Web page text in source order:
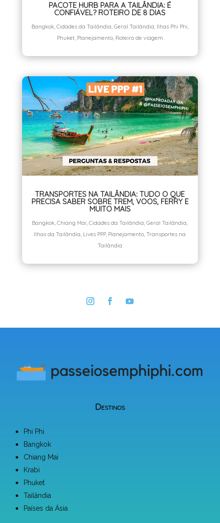
PACOTE HURB PARA A TAILÂNDIA: É
CONFIÁVEL? ROTEIRO DE 8 DIAS
Bangkok, Cidades da Tailândia, Geral Tailândia, Ilhas Phi Phi,
Phuket, Planejamento, Roteiro de viagem
TRANSPORTES NA TAILÂNDIA: TUDO O QUE
PRECISA SABER SOBRE TREM, VOOS, FERRY E
MUITO MAIS
Bangkok,Chiang Mai,Cidades da Tailândia,Geral Tailândia,
Ilhas da Tailândia, Lives PPP, Planejamento,Transportes na
Tailândia
Destinos
Phi Phi
Bangkok
Chiang Mai
Krabi
Phuket
Tailândia
Países da Ásia